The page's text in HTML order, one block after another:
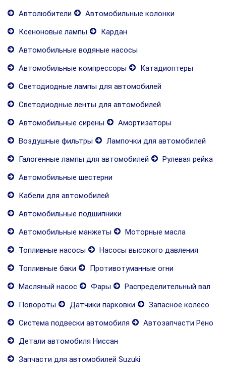
Автолюбители
Автомобильные колонки
Ксеноновые лампы
Кардан
Автомобильные водяные насосы
Автомобильные компрессоры
Катадиоптеры
Светодиодные лампы для автомобилей
Светодиодные ленты для автомобилей
Автомобильные сирены
Амортизаторы
Воздушные фильтры
Лампочки для автомобилей
Галогенные лампы для автомобилей
Рулевая рейка
Автомобильные шестерни
Кабели для автомобилей
Автомобильные подшипники
Автомобильные манжеты
Моторные масла
Топливные насосы
Насосы высокого давления
Топливные баки
Противотуманные огни
Масляный насос
Фары
Распределительный вал
Повороты
Датчики парковки
Запасное колесо
Система подвески автомобиля
Автозапчасти Рено
Детали автомобиля Ниссан
Запчасти для автомобилей Suzuki